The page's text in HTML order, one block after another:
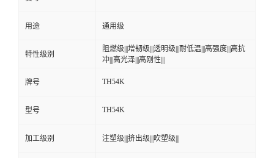
用途 通用级
特性级别
阻燃级|||增韧级|||透明级|||耐低温|||高强度|||高抗
冲|||高光泽|||高刚性|||
牌号 TH54K
型号 TH54K
加工级别 注塑级|||挤出级|||吹塑级|||